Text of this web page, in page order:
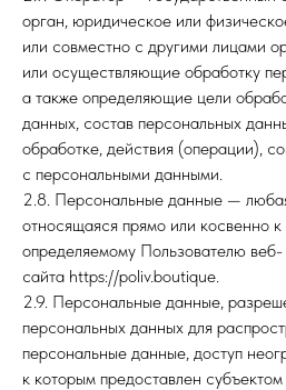
орган, юридическое или
или совместно с другими лицами
или осуществляющие обработку
а также определяющие цели
данных, состав персональных
обработке, действия (операции),
с персональными данными.
2.8. Персональные данные —
относящаяся прямо или косвенно
определяемому Пользователю веб-
сайта https://poliv.boutique.
2.9. Персональные данные,
персональных данных для
персональные данные, доступ
к которым предоставлен